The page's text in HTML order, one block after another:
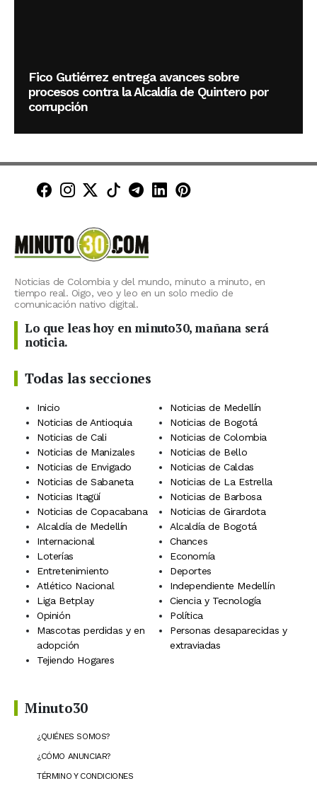
Fico Gutiérrez entrega avances sobre
procesos contra la Alcaldía de Quintero por
corrupción
Minuto30 en Facebook
Minuto30 en Instagram
Minuto30 en X (Twitter)
Minuto30 en TikTok
Canal de Minuto30 en
Minuto30 en LinkedIn
Minuto30 en
Noticias de Colombia y del mundo, minuto a minuto, en
tiempo real. Oigo, veo y leo en un solo medio de
comunicación nativo digital.
Lo que leas hoy en minuto30, mañana será
noticia.
Todas las secciones
Inicio
Noticias de Medellín
Noticias de Antioquia
Noticias de Bogotá
Noticias de Cali
Noticias de Colombia
Noticias de Manizales
Noticias de Bello
Noticias de Envigado
Noticias de Caldas
Noticias de Sabaneta
Noticias de La Estrella
Noticias Itagüí
Noticias de Barbosa
Noticias de Copacabana
Noticias de Girardota
Alcaldía de Medellín
Alcaldía de Bogotá
Internacional
Chances
Loterías
Economía
Entretenimiento
Deportes
Atlético Nacional
Independiente Medellín
Liga Betplay
Ciencia y Tecnología
Opinión
Política
Mascotas perdidas y en
adopción
Personas desaparecidas y
extraviadas
Tejiendo Hogares
Minuto30
¿QUIÉNES SOMOS?
¿CÓMO ANUNCIAR?
TÉRMINO Y CONDICIONES